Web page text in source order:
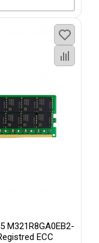
M321R8GA0EB2-
ECC